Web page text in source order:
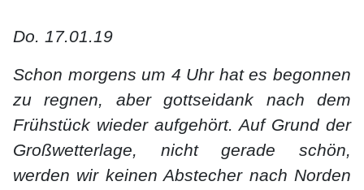
Do. 17.01.19
Schon morgens um 4 Uhr hat es begonnen
zu regnen, aber gottseidank nach dem
Frühstück wieder aufgehört. Auf Grund der
Großwetterlage, nicht gerade schön,
werden wir keinen Abstecher nach Norden